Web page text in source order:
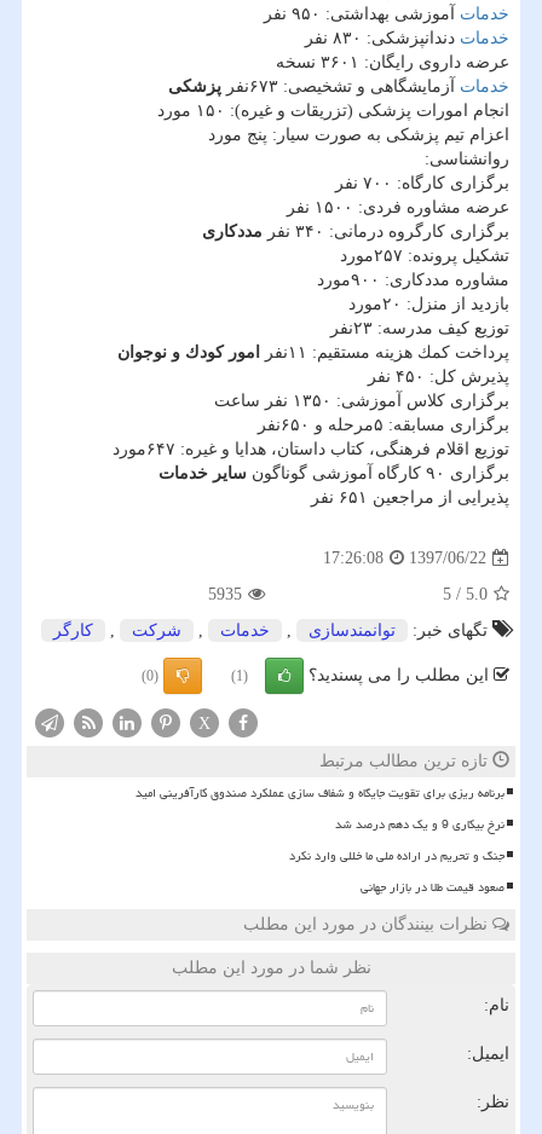
خدمات آموزشی بهداشتی: ۹۵۰ نفر
خدمات دندانپزشكی: ۸۳۰ نفر
عرضه داروی رایگان: ۳۶۰۱ نسخه
خدمات آزمایشگاهی و تشخیصی: ۶۷۳نفر
پزشكی
انجام امورات پزشكی (تزریقات و غیره): ۱۵۰ مورد
اعزام تیم پزشكی به صورت سیار: پنج مورد
روانشناسی:
برگزاری كارگاه: ۷۰۰ نفر
عرضه مشاوره فردی: ۱۵۰۰ نفر
برگزاری كارگروه درمانی: ۳۴۰ نفر
مددكاری
تشكیل پرونده: ۲۵۷مورد
مشاوره مددكاری: ۹۰۰مورد
بازدید از منزل: ۲۰مورد
توزیع كیف مدرسه: ۲۳نفر
پرداخت كمك هزینه مستقیم: ۱۱نفر
امور كودك و نوجوان
پذیرش كل: ۴۵۰ نفر
برگزاری كلاس آموزشی: ۱۳۵۰ نفر ساعت
برگزاری مسابقه: ۵مرحله و ۶۵۰نفر
توزیع اقلام فرهنگی، كتاب داستان، هدایا و غیره: ۶۴۷مورد
برگزاری ۹۰ كارگاه آموزشی گوناگون
سایر خدمات
پذیرایی از مراجعین ۶۵۱ نفر
1397/06/22
17:26:08
5.0
/
5
5935
تگهای خبر:
توانمندسازی , خدمات , شركت , كارگر
این مطلب را می پسندید؟ (1)
(0)
X
تازه ترین مطالب مرتبط
برنامه ریزی برای تقویت جایگاه و شفاف سازی عملکرد صندوق کارآفرینی امید
نرخ بیکاری 9 و یک دهم درصد شد
جنگ و تحریم در اراده ملی ما خللی وارد نکرد
صعود قیمت طلا در بازار جهانی
نظرات بینندگان در مورد این مطلب
نظر شما در مورد این مطلب
نام:
ایمیل:
نظر: